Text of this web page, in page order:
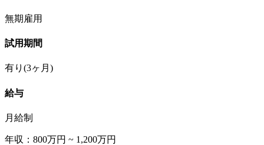
無期雇用
試用期間
有り(3ヶ月)
給与
月給制
年収：800万円 ~ 1,200万円